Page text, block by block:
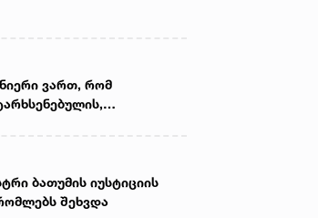
ვართ, რომ
ბათუმის იუსტიციის
შეხვდა